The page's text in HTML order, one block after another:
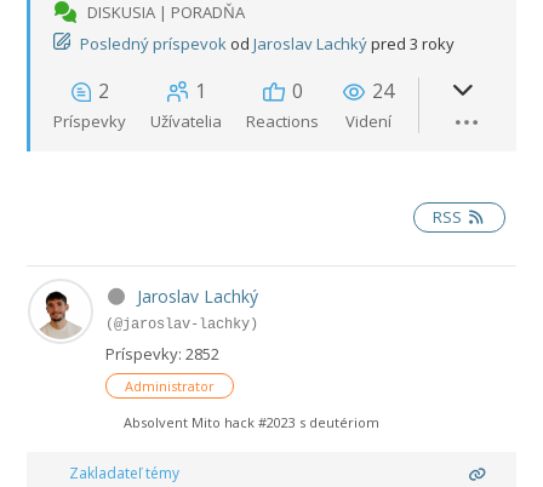
DISKUSIA | PORADŇA
Posledný príspevok od Jaroslav Lachkýpred 3 roky
2
Príspevky
1
Užívatelia
0
Reactions
24
Videní
RSS
Jaroslav Lachký
(@jaroslav-lachky)
Príspevky: 2852
Administrator
Absolvent Mito hack #2023 s deutériom
Zakladateľ témy